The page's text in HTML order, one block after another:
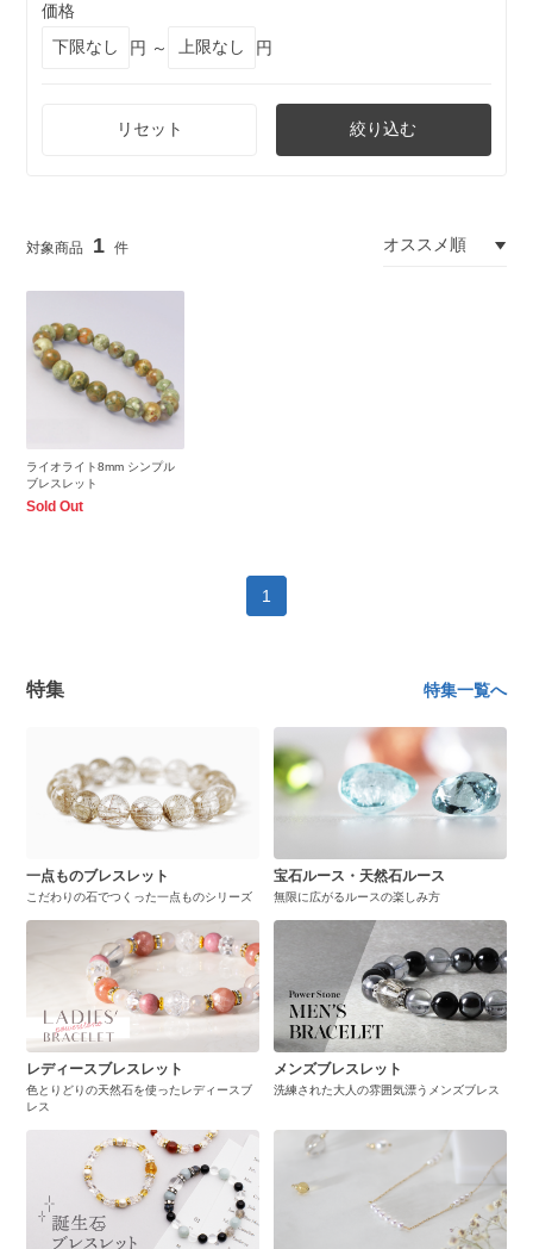
価格
円 ～
円
リセット 絞り込む
1
ライオライト8mm シンプル
ブレスレット
Sold Out
1
特集 特集一覧へ
一点ものブレスレット
こだわりの石でつくった一点ものシリーズ
宝石ルース・天然石ルース
無限に広がるルースの楽しみ方
レディースブレスレット
色とりどりの天然石を使ったレディースブ
レス
メンズブレスレット
洗練された大人の雰囲気漂うメンズブレス